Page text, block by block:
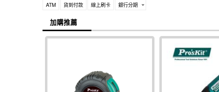
ATM 貨到付款 線上刷卡 銀行分期
加購推薦